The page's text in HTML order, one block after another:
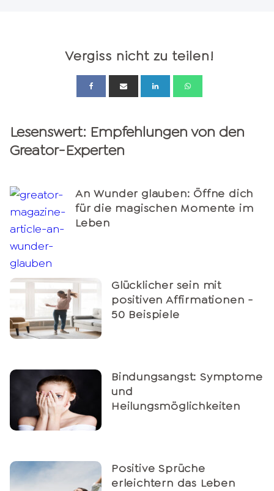
Vergiss nicht zu teilen!
Lesenswert: Empfehlungen von den
Greator-Experten
An Wunder glauben: Öffne dich
für die magischen Momente im
Leben
Glücklicher sein mit
positiven Affirmationen -
50 Beispiele
Bindungsangst: Symptome
und
Heilungsmöglichkeiten
Positive Sprüche
erleichtern das Leben